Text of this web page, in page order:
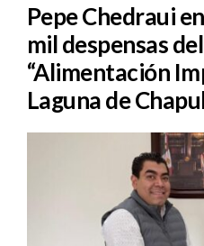
Pepe Chedraui
mil despensas
“Alimentación
Laguna de